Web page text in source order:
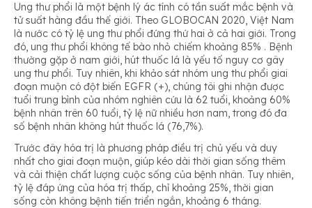
Ung thư phổi là một bệnh lý ác tính có tần suất mắc bệnh và
tử suất hàng đầu thế giới. Theo GLOBOCAN 2020, Việt Nam
là nước có tỷ lệ ung thư phổi đứng thứ hai ở cả hai giới. Trong
đó, ung thư phổi không tế bào nhỏ chiếm khoảng 85% . Bệnh
thường gặp ở nam giới, hút thuốc lá là yếu tố nguy cơ gây
ung thư phổi. Tuy nhiên, khi khảo sát nhóm ung thư phổi giai
đoạn muộn có đột biến EGFR (+), chúng tôi ghi nhận được
tuổi trung bình của nhóm nghiên cứu là 62 tuổi, khoảng 60%
bệnh nhân trên 60 tuổi, tỷ lệ nữ nhiều hơn nam, trong đó đa
số bệnh nhân không hút thuốc lá (76,7%).
Trước đây hóa trị là phương pháp điều trị chủ yếu và duy
nhất cho giai đoạn muộn, giúp kéo dài thời gian sống thêm
và cải thiện chất lượng cuộc sống của bệnh nhân. Tuy nhiên,
tỷ lệ đáp ứng của hóa trị thấp, chỉ khoảng 25%, thời gian
sống còn không bệnh tiến triển ngắn, khoảng 6 tháng.